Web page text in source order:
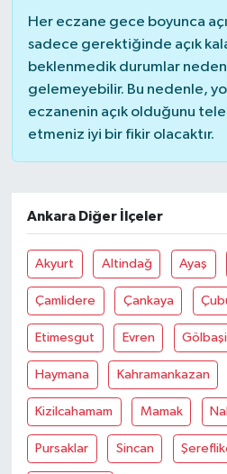
Her eczane gece boyunca
sadece gerektiğinde açık
beklenmedik durumlar
gelemeyebilir. Bu nedenle,
eczanenin açık olduğunu
etmeniz iyi bir fikir olacaktır.
Ankara Diğer İlçeler
Akyurt Altindağ Ayaş
Çamlidere Çankaya
Etimesgut Evren Gölbaşi
Haymana Kahramankazan
Kizilcahamam Mamak
Pursaklar Sincan